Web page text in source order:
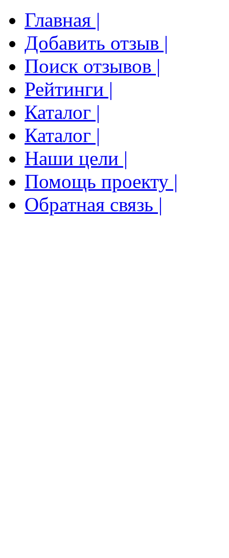
Главная |
Добавить отзыв |
Поиск отзывов |
Рейтинги |
Каталог |
Каталог |
Наши цели |
Помощь проекту |
Обратная связь |